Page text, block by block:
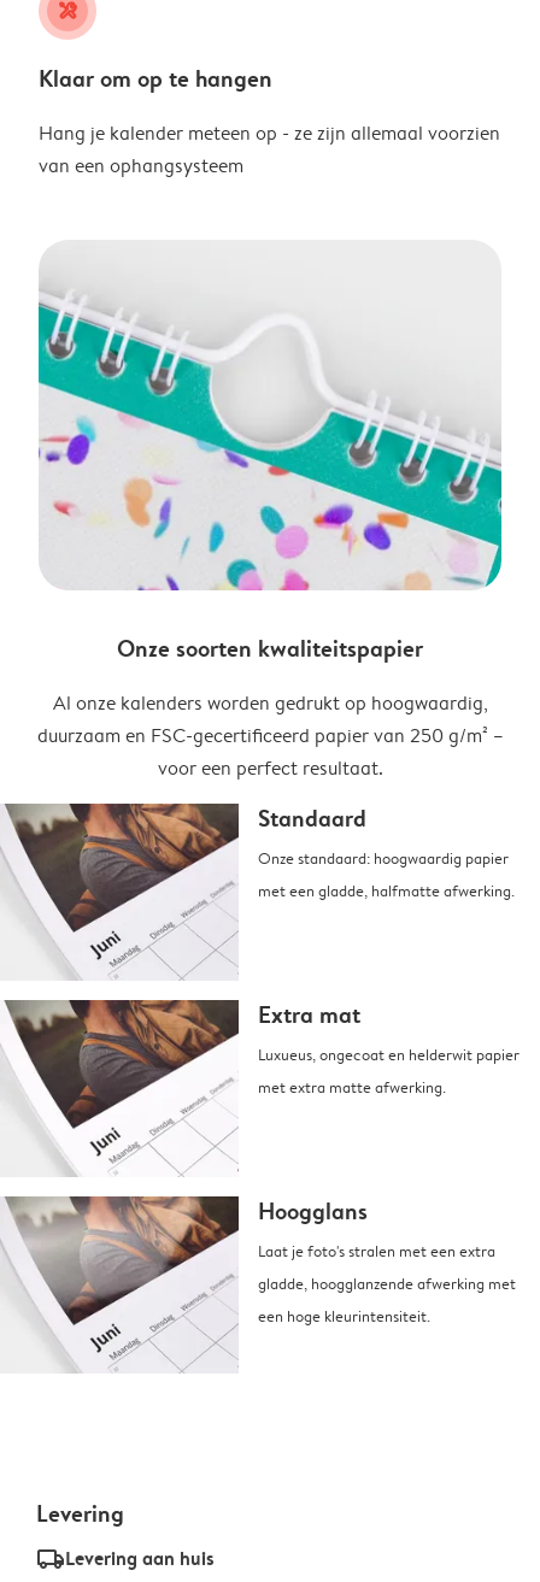
tools
Klaar om op te hangen
Hang je kalender meteen op - ze zijn allemaal voorzien
van een ophangsysteem
Onze soorten kwaliteitspapier
Al onze kalenders worden gedrukt op hoogwaardig,
duurzaam en FSC-gecertificeerd papier van 250 g/m² –
voor een perfect resultaat.
Standaard
Onze standaard: hoogwaardig papier
met een gladde, halfmatte afwerking.
Extra mat
Luxueus, ongecoat en helderwit papier
met extra matte afwerking.
Hoogglans
Laat je foto's stralen met een extra
gladde, hoogglanzende afwerking met
een hoge kleurintensiteit.
Levering
delivery_standard_v2Levering aan huis